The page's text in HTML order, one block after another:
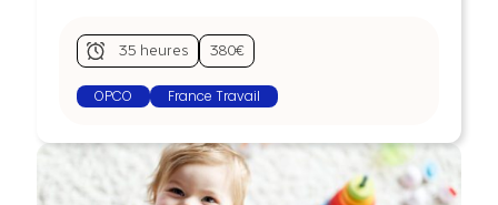
35 heures 380€
OPCO France Travail